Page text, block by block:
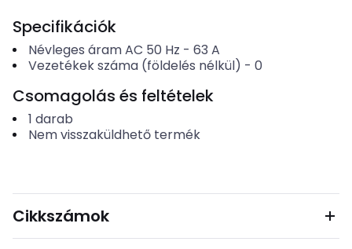
Specifikációk
Névleges áram AC 50 Hz - 63 A
Vezetékek száma (földelés nélkül) - 0
Csomagolás és feltételek
1 darab
Nem visszaküldhető termék
Cikkszámok